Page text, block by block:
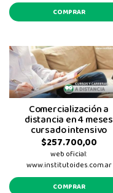
COMPRAR
Comercialización a
distancia en 4 meses
cursado intensivo
$257.700,00
web oficial:
www.institutoides.com.ar
COMPRAR